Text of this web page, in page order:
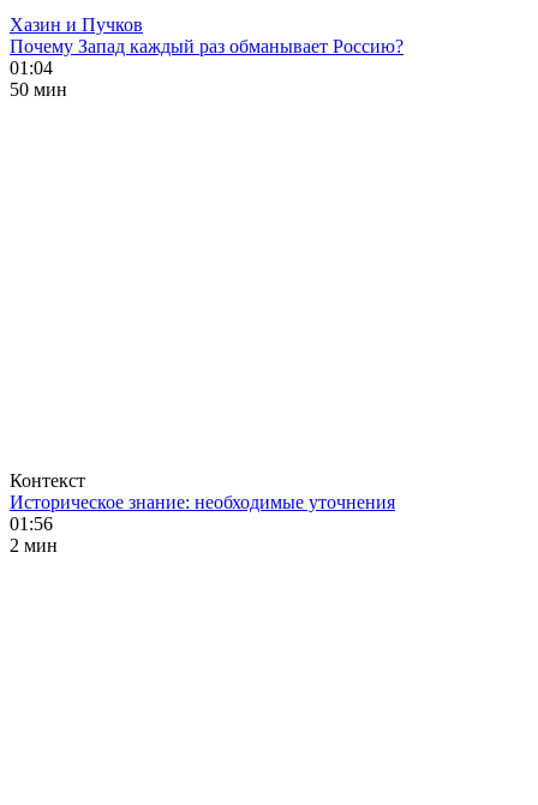
Хазин и Пучков
Почему Запад каждый раз обманывает Россию?
01:04
50 мин
Контекст
Историческое знание: необходимые уточнения
01:56
2 мин